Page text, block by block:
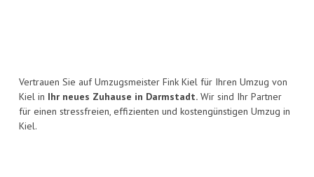
Vertrauen Sie auf Umzugsmeister Fink Kiel für Ihren Umzug von
Kiel in Ihr neues Zuhause in Darmstadt. Wir sind Ihr Partner
für einen stressfreien, effizienten und kostengünstigen Umzug in
Kiel.